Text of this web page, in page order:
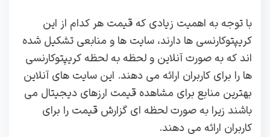
با توجه به اهمیت زیادی که قیمت هر کدام از این
کریپتوکارنسی ها دارند، سایت ها و منابعی تشکیل شده
اند که به صورت آنلاین و لحظه به لحظه کریپتوکارنسی
ها را برای کاربران ارائه می دهند. این سایت های آنلاین
بهترین منابع برای مشاهده قیمت ارزهای دیجیتال می
باشند زیرا به صورت لحظه ای گزارش قیمت را برای
کاربران ارائه می دهند.